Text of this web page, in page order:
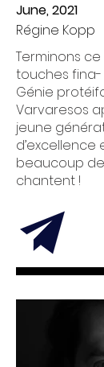
June, 2021
Régine Kopp
Terminons
touches fina-
Génie
Varvaresos
jeune
beaucoup
chantent !